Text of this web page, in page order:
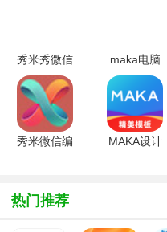
秀米秀微信
编辑器v2.0
官方最新版
maka电脑
版v2.2.3
官方PC版
秀米微信编
MAKA设计
热门推荐